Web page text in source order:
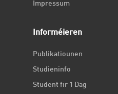
Impressum
Informéieren
Publikatiounen
Studieninfo
Student fir 1 Dag